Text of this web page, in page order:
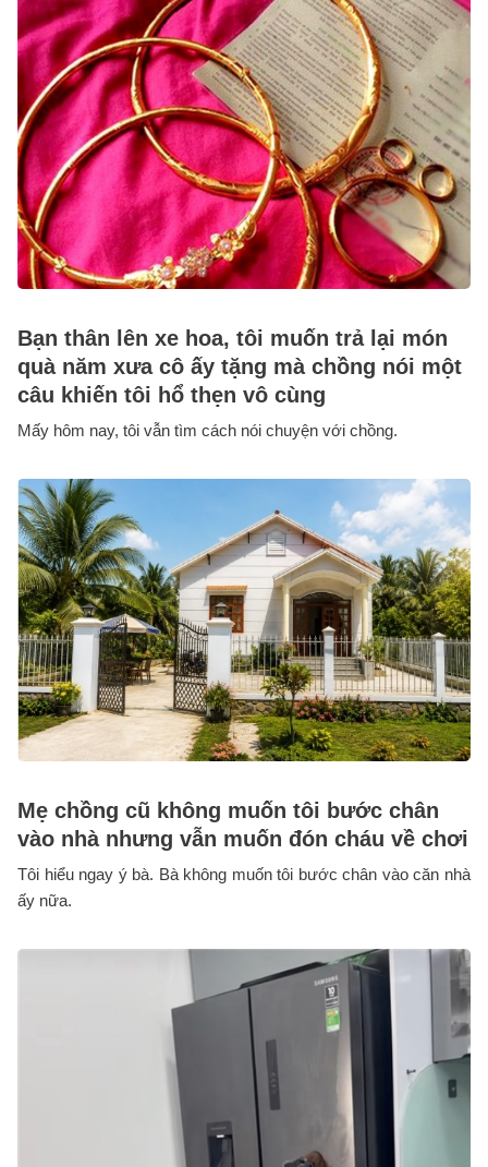
Bạn thân lên xe hoa, tôi muốn trả lại món
quà năm xưa cô ấy tặng mà chồng nói một
câu khiến tôi hổ thẹn vô cùng
Mấy hôm nay, tôi vẫn tìm cách nói chuyện với chồng.
Mẹ chồng cũ không muốn tôi bước chân
vào nhà nhưng vẫn muốn đón cháu về chơi
Tôi hiểu ngay ý bà. Bà không muốn tôi bước chân vào căn nhà
ấy nữa.